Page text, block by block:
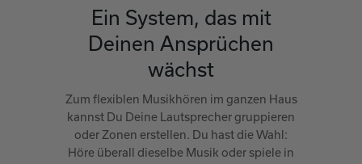
Ein System, das mit
Deinen Ansprüchen
wächst
Zum flexiblen Musikhören im ganzen Haus
kannst Du Deine Lautsprecher gruppieren
oder Zonen erstellen. Du hast die Wahl:
Höre überall dieselbe Musik oder spiele in